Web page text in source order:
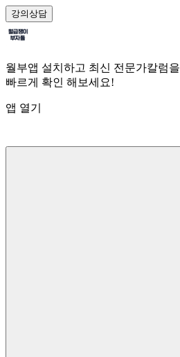
강의상담
월부앱 설치하고 최신 전문가칼럼을
빠르게 확인 해보세요!
앱 열기